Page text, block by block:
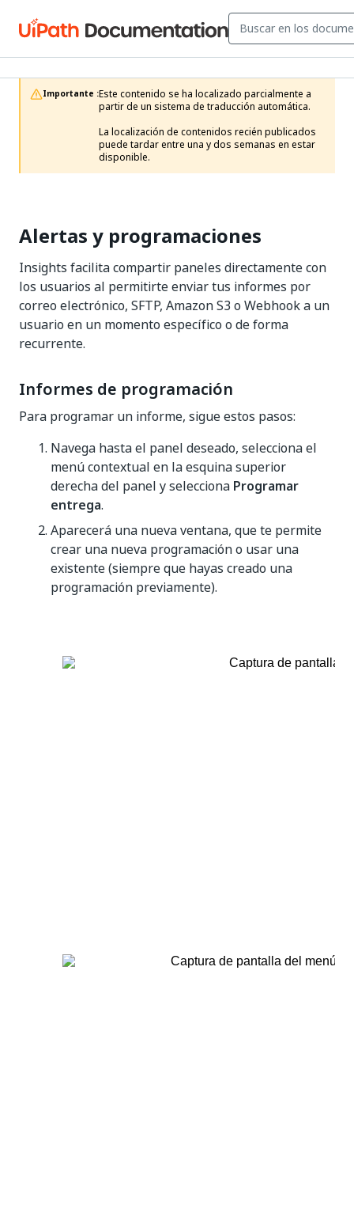
Importante :Este contenido se ha localizado parcialmente a
partir de un sistema de traducción automática.
La localización de contenidos recién publicados
puede tardar entre una y dos semanas en estar
disponible.
Alertas y programaciones
Insights facilita compartir paneles directamente con
los usuarios al permitirte enviar tus informes por
correo electrónico, SFTP, Amazon S3 o Webhook a un
usuario en un momento específico o de forma
recurrente.
Informes de programación
Para programar un informe, sigue estos pasos:
Navega hasta el panel deseado, selecciona el
menú contextual en la esquina superior
derecha del panel y selecciona Programar
entrega.
Aparecerá una nueva ventana, que te permite
crear una nueva programación o usar una
existente (siempre que hayas creado una
programación previamente).